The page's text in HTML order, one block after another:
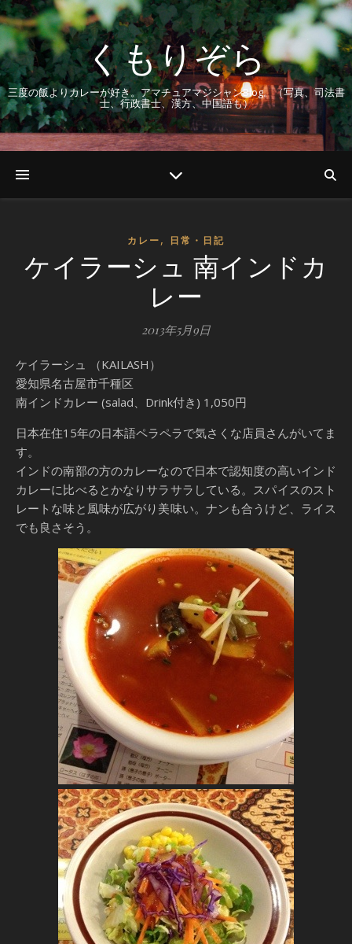
くもりぞら
三度の飯よりカレーが好き。アマチュアマジシャンBlog。（写真、司法書
士、行政書士、漢方、中国語も）
カレー, 日常・日記
ケイラーシュ 南インドカ
レー
2013年5月9日
ケイラーシュ （KAILASH）
愛知県名古屋市千種区
南インドカレー (salad、Drink付き) 1,050円
日本在住15年の日本語ペラペラで気さくな店員さんがいてま
す。
インドの南部の方のカレーなので日本で認知度の高いインド
カレーに比べるとかなりサラサラしている。スパイスのスト
レートな味と風味が広がり美味い。ナンも合うけど、ライス
でも良さそう。